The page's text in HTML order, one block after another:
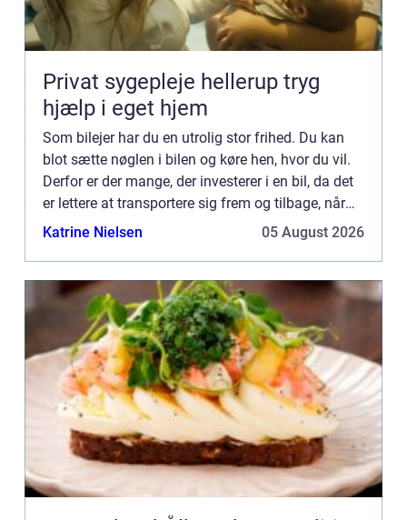
Privat sygepleje hellerup tryg
hjælp i eget hjem
Som bilejer har du en utrolig stor frihed. Du kan
blot sætte nøglen i bilen og køre hen, hvor du vil.
Derfor er der mange, der investerer i en bil, da det
er lettere at transportere sig frem og tilbage, når
man f.eks. skal på arbejde uden for byen, e...
Katrine Nielsen 05 August 2026